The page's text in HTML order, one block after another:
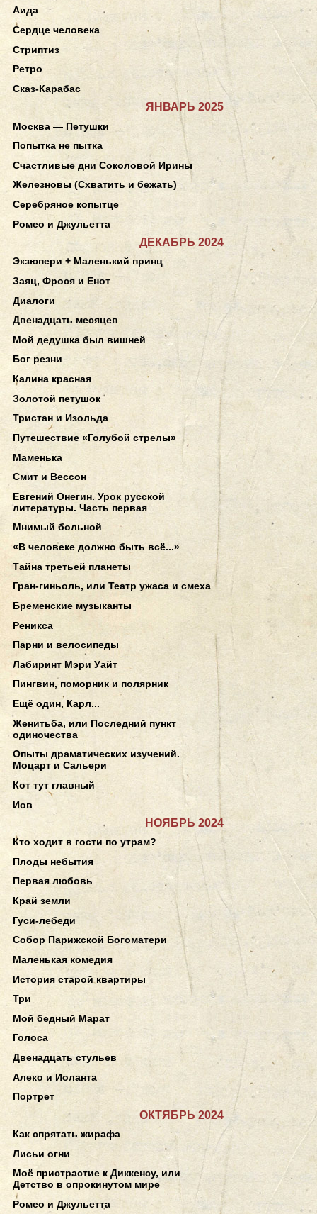
Аида
Сердце человека
Стриптиз
Ретро
Сказ-Карабас
ЯНВАРЬ 2025
Москва — Петушки
Попытка не пытка
Счастливые дни Соколовой Ирины
Железновы (Схватить и бежать)
Серебряное копытце
Ромео и Джульетта
ДЕКАБРЬ 2024
Экзюпери + Маленький принц
Заяц, Фрося и Енот
Диалоги
Двенадцать месяцев
Мой дедушка был вишней
Бог резни
Калина красная
Золотой петушок
Тристан и Изольда
Путешествие «Голубой стрелы»
Маменька
Смит и Вессон
Евгений Онегин. Урок русской
литературы. Часть первая
Мнимый больной
«В человеке должно быть всё...»
Тайна третьей планеты
Гран-гиньоль, или Театр ужаса и смеха
Бременские музыканты
Реникса
Парни и велосипеды
Лабиринт Мэри Уайт
Пингвин, поморник и полярник
Ещё один, Карл...
Женитьба, или Последний пункт
одиночества
Опыты драматических изучений.
Моцарт и Сальери
Кот тут главный
Иов
НОЯБРЬ 2024
Кто ходит в гости по утрам?
Плоды небытия
Первая любовь
Край земли
Гуси-лебеди
Собор Парижской Богоматери
Маленькая комедия
История старой квартиры
Три
Мой бедный Марат
Голоса
Двенадцать стульев
Алеко и Иоланта
Портрет
ОКТЯБРЬ 2024
Как спрятать жирафа
Лисьи огни
Моё пристрастие к Диккенсу, или
Детство в опрокинутом мире
Ромео и Джульетта